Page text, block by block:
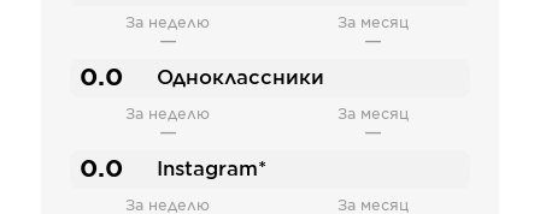
За неделю
—
За месяц
—
0.0 Одноклассники
За неделю
—
За месяц
—
0.0 Instagram*
За неделю За месяц